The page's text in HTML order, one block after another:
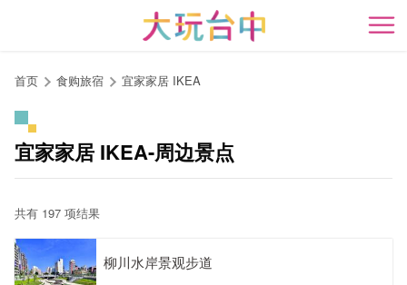
开
首页 食购旅宿 宜家家居 IKEA
宜家家居 IKEA-周边景点
共有 197 项结果
柳川水岸景观步道